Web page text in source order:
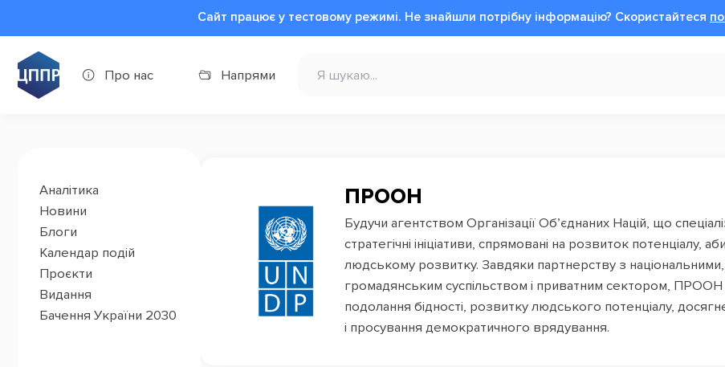
Сайт працює у тестовому режимі. Не знайшли потрібну інформацію? Cкористайтеся
Про нас Напрями
Аналітика
Новини
Блоги
Календар подій
Проєкти
Видання
Бачення України 2030
ПРООН
Будучи агентством Організації Об’єднаних Націй, що
стратегічні ініціативи, спрямовані на розвиток потенціалу,
людському розвитку. Завдяки партнерству з
громадянським суспільством і приватним сектором, ПРООН
подолання бідності, розвитку людського потенціалу,
і просування демократичного врядування.